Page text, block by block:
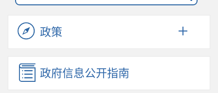
政策
政府信息公开指南